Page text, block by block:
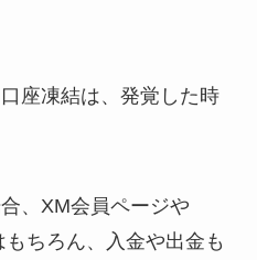
座凍結は、発覚した時
、XM会員ページや
ちろん、入金や出金も